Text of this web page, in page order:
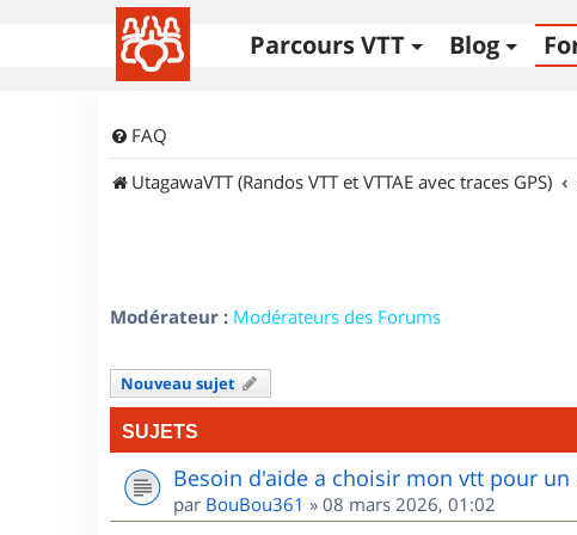
Parcours VTT Blog
FAQ
UtagawaVTT (Randos VTT et VTTAE avec traces GPS)
Modérateur : Modérateurs des Forums
Nouveau sujet
SUJETS
Besoin d'aide a choisir mon vtt pour un
par BouBou361 » 08 mars 2026, 01:02